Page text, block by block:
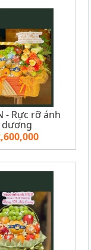
- Rực rỡ ánh
dương